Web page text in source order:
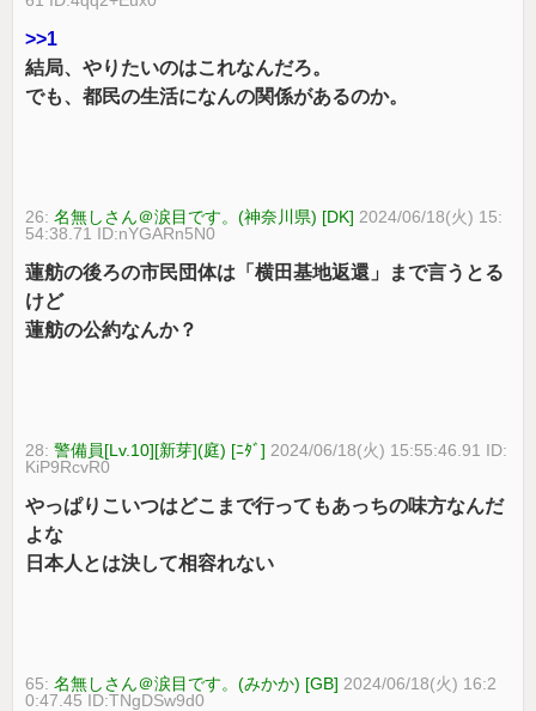
>>1
結局、やりたいのはこれなんだろ。
でも、都民の生活になんの関係があるのか。
26:名無しさん＠涙目です。(神奈川県) [DK] 2024/06/18(火) 15:
54:38.71 ID:nYGARn5N0
蓮舫の後ろの市民団体は「横田基地返還」まで言うとる
けど
蓮舫の公約なんか？
28:警備員[Lv.10][新芽](庭) [ﾆﾀﾞ] 2024/06/18(火) 15:55:46.91 ID:
KiP9RcvR0
やっぱりこいつはどこまで行ってもあっちの味方なんだ
よな
日本人とは決して相容れない
65:名無しさん＠涙目です。(みかか) [GB] 2024/06/18(火) 16:2
0:47.45 ID:TNgDSw9d0